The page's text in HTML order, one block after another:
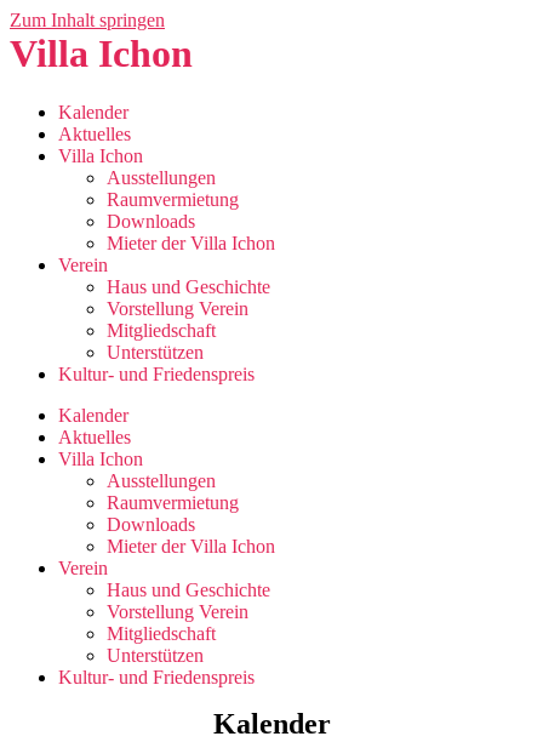
Zum Inhalt springen
Villa Ichon
Kalender
Aktuelles
Villa Ichon
Ausstellungen
Raumvermietung
Downloads
Mieter der Villa Ichon
Verein
Haus und Geschichte
Vorstellung Verein
Mitgliedschaft
Unterstützen
Kultur- und Friedenspreis
Kalender
Aktuelles
Villa Ichon
Ausstellungen
Raumvermietung
Downloads
Mieter der Villa Ichon
Verein
Haus und Geschichte
Vorstellung Verein
Mitgliedschaft
Unterstützen
Kultur- und Friedenspreis
Kalender